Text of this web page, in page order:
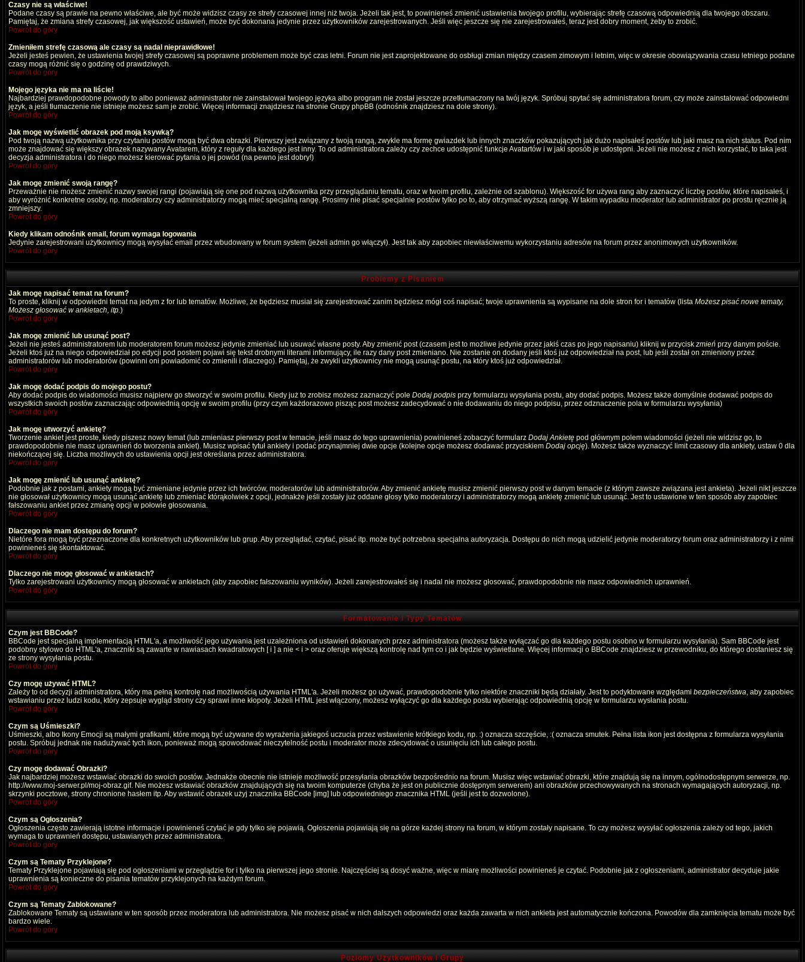
Czasy nie są właściwe!
Podane czasy są prawie na pewno właściwe, ale być może widzisz czasy ze strefy czasowej innej niż twoja. Jeżeli tak jest, to powinieneś zmienić ustawienia twojego profilu, wybierając strefę czasową odpowiednią dla twojego obszaru.
Pamiętaj, że zmiana strefy czasowej, jak większość ustawień, może być dokonana jedynie przez użytkowników zarejestrowanych. Jeśli więc jeszcze się nie zarejestrowałeś, teraz jest dobry moment, żeby to zrobić.
Powrót do góry
Zmieniłem strefę czasową ale czasy są nadal nieprawidłowe!
Jeżeli jesteś pewien, że ustawienia twojej strefy czasowej są poprawne problemem może być czas letni. Forum nie jest zaprojektowane do osbługi zmian między czasem zimowym i letnim, więc w okresie obowiązywania czasu letniego podane
czasy mogą różnić się o godzinę od prawdziwych.
Powrót do góry
Mojego języka nie ma na liście!
Najbardziej prawdopodobne powody to albo ponieważ administrator nie zainstalował twojego języka albo program nie został jeszcze przetłumaczony na twój język. Spróbuj spytać się administratora forum, czy może zainstalować odpowiedni
język, a jeśli tłumaczenie nie istnieje możesz sam je zrobić. Więcej informacji znajdziesz na stronie Grupy phpBB (odnośnik znajdziesz na dole strony).
Powrót do góry
Jak mogę wyświetlić obrazek pod moją ksywką?
Pod twoją nazwą użytkownika przy czytaniu postów mogą być dwa obrazki. Pierwszy jest związany z twoją rangą, zwykle ma formę gwiazdek lub innych znaczków pokazujących jak dużo napisałeś postów lub jaki masz na nich status. Pod nim
może znajdować się większy obrazek nazywany Avatarem, który z reguły dla każdego jest inny. To od administratora zależy czy zechce udostępnić funkcje Avatartów i w jaki sposób je udostępni. Jeżeli nie możesz z nich korzystać, to taka jest
decyzja administratora i do niego możesz kierować pytania o jej powód (na pewno jest dobry!)
Powrót do góry
Jak mogę zmienić swoją rangę?
Przeważnie nie możesz zmienić nazwy swojej rangi (pojawiają się one pod nazwą użytkownika przy przeglądaniu tematu, oraz w twoim profilu, zależnie od szablonu). Większość for używa rang aby zaznaczyć liczbę postów, które napisałeś, i
aby wyróżnić konkretne osoby, np. moderatorzy czy administratorzy mogą mieć specjalną rangę. Prosimy nie pisać specjalnie postów tylko po to, aby otrzymać wyższą rangę. W takim wypadku moderator lub administrator po prostu ręcznie ją
zmniejszy.
Powrót do góry
Kiedy klikam odnośnik email, forum wymaga logowania
Jedynie zarejestrowani użytkownicy mogą wysyłać email przez wbudowany w forum system (jeżeli admin go włączył). Jest tak aby zapobiec niewłaściwemu wykorzystaniu adresów na forum przez anonimowych użytkowników.
Powrót do góry
Problemy z Pisaniem
Jak mogę napisać temat na forum?
To proste, kliknij w odpowiedni temat na jedym z for lub tematów. Możliwe, że będziesz musiał się zarejestrować zanim będziesz mógł coś napisać; twoje uprawnienia są wypisane na dole stron for i tematów (lista Możesz pisać nowe tematy,
Możesz głosować w ankietach, itp.)
Powrót do góry
Jak mogę zmienić lub usunąć post?
Jeżeli nie jesteś administratorem lub moderatorem forum możesz jedynie zmieniać lub usuwać własne posty. Aby zmienić post (czasem jest to możliwe jedynie przez jakiś czas po jego napisaniu) kliknij w przycisk zmień przy danym poście.
Jeżeli ktoś już na niego odpowiedział po edycji pod postem pojawi się tekst drobnymi literami informujący, ile razy dany post zmieniano. Nie zostanie on dodany jeśli ktoś już odpowiedział na post, lub jeśli został on zmieniony przez
administratorów lub moderatorów (powinni oni powiadomić co zmienili i dlaczego). Pamiętaj, że zwykli użytkownicy nie mogą usunąć postu, na który ktoś już odpowiedział.
Powrót do góry
Jak mogę dodać podpis do mojego postu?
Aby dodać podpis do wiadomości musisz najpierw go stworzyć w swoim profilu. Kiedy już to zrobisz możesz zaznaczyć pole Dodaj podpis przy formularzu wysyłania postu, aby dodać podpis. Możesz także domyślnie dodawać podpis do
wszystkich swoich postów zaznaczając odpowiednią opcję w swoim profilu (przy czym każdorazowo pisząc post możesz zadecydować o nie dodawaniu do niego podpisu, przez odznaczenie pola w formularzu wysyłania)
Powrót do góry
Jak mogę utworzyć ankietę?
Tworzenie ankiet jest proste, kiedy piszesz nowy temat (lub zmieniasz pierwszy post w temacie, jeśli masz do tego uprawnienia) powinieneś zobaczyć formularz Dodaj Ankietę pod głównym polem wiadomości (jeżeli nie widzisz go, to
prawdopodobnie nie masz uprawnień do tworzenia ankiet). Musisz wpisać tytuł ankiety i podać przynajmniej dwie opcje (kolejne opcje możesz dodawać przyciskiem Dodaj opcję). Możesz także wyznaczyć limit czasowy dla ankiety, ustaw 0 dla
niekończącej się. Liczba możliwych do ustawienia opcji jest określana przez administratora.
Powrót do góry
Jak mogę zmienić lub usunąć ankietę?
Podobnie jak z postami, ankiety mogą być zmieniane jedynie przez ich twórców, moderatorów lub administratorów. Aby zmienić ankietę musisz zmienić pierwszy post w danym temacie (z którym zawsze związana jest ankieta). Jeżeli nikt jeszcze
nie głosował użytkownicy mogą usunąć ankietę lub zmieniać którąkolwiek z opcji, jednakże jeśli zostały już oddane głosy tylko moderatorzy i administratorzy mogą ankietę zmienić lub usunąć. Jest to ustawione w ten sposób aby zapobiec
fałszowaniu ankiet przez zmianę opcji w połowie głosowania.
Powrót do góry
Dlaczego nie mam dostępu do forum?
Nietóre fora mogą być przeznaczone dla konkretnych użytkowników lub grup. Aby przeglądać, czytać, pisać itp. może być potrzebna specjalna autoryzacja. Dostępu do nich mogą udzielić jedynie moderatorzy forum oraz administratorzy i z nimi
powinieneś się skontaktować.
Powrót do góry
Dlaczego nie mogę głosować w ankietach?
Tylko zarejestrowani użytkownicy mogą głosować w ankietach (aby zapobiec fałszowaniu wyników). Jeżeli zarejestrowałeś się i nadal nie możesz głosować, prawdopodobnie nie masz odpowiednich uprawnień.
Powrót do góry
Formatowanie i Typy Tematów
Czym jest BBCode?
BBCode jest specjalną implementacją HTML'a, a możliwość jego używania jest uzależniona od ustawień dokonanych przez administratora (możesz także wyłączać go dla każdego postu osobno w formularzu wysyłania). Sam BBCode jest
podobny stylowo do HTML'a, znaczniki są zawarte w nawiasach kwadratowych [ i ] a nie < i > oraz oferuje większą kontrolę nad tym co i jak będzie wyświetlane. Więcej informacji o BBCode znajdziesz w przewodniku, do którego dostaniesz się
ze strony wysyłania postu.
Powrót do góry
Czy mogę używać HTML?
Zależy to od decyzji administratora, który ma pełną kontrolę nad możliwością używania HTML'a. Jeżeli możesz go używać, prawdopodobnie tylko niektóre znaczniki będą działały. Jest to podyktowane względami bezpieczeństwa, aby zapobiec
wstawianiu przez ludzi kodu, który zepsuje wygląd strony czy sprawi inne kłopoty. Jeżeli HTML jest włączony, możesz wyłączyć go dla każdego postu wybierając odpowiednią opcję w formularzu wysłania postu.
Powrót do góry
Czym są Uśmieszki?
Uśmieszki, albo Ikony Emocji są małymi grafikami, które mogą być używane do wyrażenia jakiegoś uczucia przez wstawienie krótkiego kodu, np. :) oznacza szczęście, :( oznacza smutek. Pełna lista ikon jest dostępna z formularza wysyłania
postu. Spróbuj jednak nie nadużywać tych ikon, ponieważ mogą spowodować nieczytelność postu i moderator może zdecydować o usunięciu ich lub całego postu.
Powrót do góry
Czy mogę dodawać Obrazki?
Jak najbardziej możesz wstawiać obrazki do swoich postów. Jednakże obecnie nie istnieje możliwość przesyłania obrazków bezpośrednio na forum. Musisz więc wstawiać obrazki, które znajdują się na innym, ogólnodostępnym serwerze, np.
http://www.moj-serwer.pl/moj-obraz.gif. Nie możesz wstawiać obrazków znajdujących się na twoim komputerze (chyba że jest on publicznie dostępnym serwerem) ani obrazków przechowywanych na stronach wymagających autoryzacji, np.
skrzynki pocztowe, strony chronione hasłem itp. Aby wstawić obrazek użyj znacznika BBCode [img] lub odpowiedniego znacznika HTML (jeśli jest to dozwolone).
Powrót do góry
Czym są Ogłoszenia?
Ogłoszenia często zawierają istotne informacje i powinieneś czytać je gdy tylko się pojawią. Ogłoszenia pojawiają się na górze każdej strony na forum, w którym zostały napisane. To czy możesz wysyłać ogłoszenia zależy od tego, jakich
wymaga to uprawnień dostępu, ustawianych przez administratora.
Powrót do góry
Czym są Tematy Przyklejone?
Tematy Przyklejone pojawiają się pod ogłoszeniami w przeglądzie for i tylko na pierwszej jego stronie. Najczęściej są dosyć ważne, więc w miarę możliwości powinieneś je czytać. Podobnie jak z ogłoszeniami, administrator decyduje jakie
uprawnienia są konieczne do pisania tematów przyklejonych na każdym forum.
Powrót do góry
Czym są Tematy Zablokowane?
Zablokowane Tematy są ustawiane w ten sposób przez moderatora lub administratora. Nie możesz pisać w nich dalszych odpowiedzi oraz każda zawarta w nich ankieta jest automatycznie kończona. Powodów dla zamknięcia tematu może być
bardzo wiele.
Powrót do góry
Poziomy Użytkowników i Grupy